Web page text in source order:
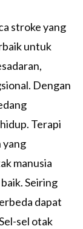
stroke yang
untuk
Dengan
Terapi
yang
manusia
Seiring
dapat
sel otak